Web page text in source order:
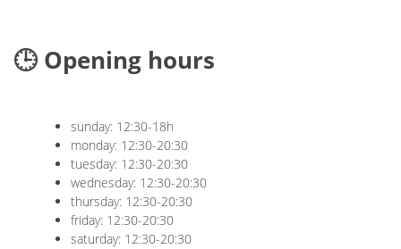
🕒 Opening hours
sunday: 12:30-18h
monday: 12:30-20:30
tuesday: 12:30-20:30
wednesday: 12:30-20:30
thursday: 12:30-20:30
friday: 12:30-20:30
saturday: 12:30-20:30